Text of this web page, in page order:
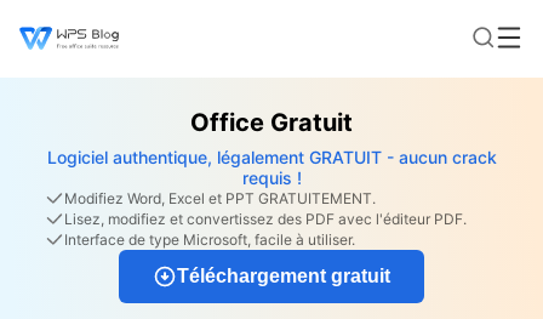
Office Gratuit
Logiciel authentique, légalement GRATUIT - aucun crack
requis !
Modifiez Word, Excel et PPT GRATUITEMENT.
Lisez, modifiez et convertissez des PDF avec l'éditeur PDF.
Interface de type Microsoft, facile à utiliser.
Téléchargement gratuit